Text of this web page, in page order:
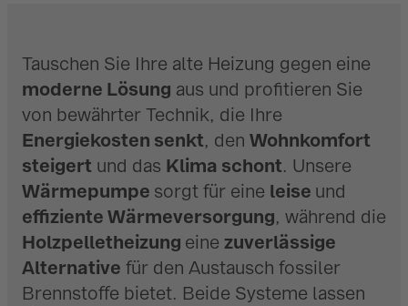
Tauschen Sie Ihre alte Heizung gegen eine
moderne Lösung aus und profitieren Sie
von bewährter Technik, die Ihre
Energiekosten senkt, den Wohnkomfort
steigert und das Klima schont. Unsere
Wärmepumpe sorgt für eine leise und
effiziente Wärmeversorgung, während die
Holzpelletheizung eine zuverlässige
Alternative für den Austausch fossiler
Brennstoffe bietet. Beide Systeme lassen